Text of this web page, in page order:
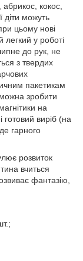
кокос,
можуть
цьому нові
легкий у роботі
до рук, не
з твердих
пакетикам
можна зробити
на
готовий виріб (на
гарного
розвиток
вчиться
фантазію,